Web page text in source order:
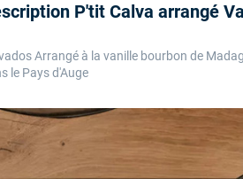
P'tit Calva arrangé
Arrangé à la vanille bourbon de
le Pays d'Auge